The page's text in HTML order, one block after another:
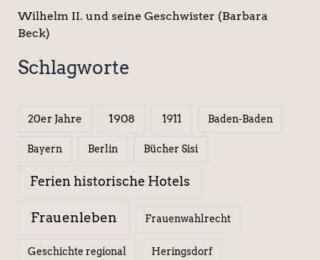
Wilhelm II. und seine Geschwister (Barbara
Beck)
Schlagworte
20er Jahre 1908 1911 Baden-Baden
Bayern Berlin Bücher Sisi
Ferien historische Hotels
Frauenleben Frauenwahlrecht
Geschichte regional Heringsdorf